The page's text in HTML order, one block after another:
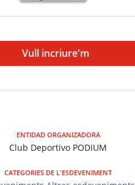
Vull incriure'm
ENTIDAD ORGANIZADORA
Club Deportivo PODIUM
CATEGORIES DE L'ESDEVENIMENT